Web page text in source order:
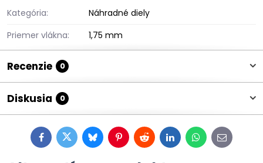
Kategória:
Náhradné diely
Priemer vlákna:
1,75 mm
Recenzie 0
Diskusia 0
FacebookTwitterBlueskyPinterestRedditLinkedInWhatsApp
E-
mail